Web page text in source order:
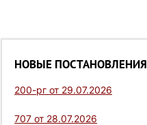
НОВЫЕ ПОСТАНОВЛЕНИЯ
200-рг от 29.07.2026
707 от 28.07.2026